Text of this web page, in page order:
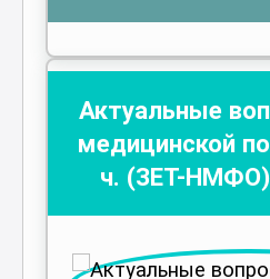
Актуальные
медицинской
ч. (ЗЕТ-НМФО)